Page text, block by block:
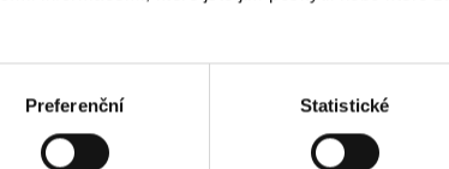
Preferenční Statistické